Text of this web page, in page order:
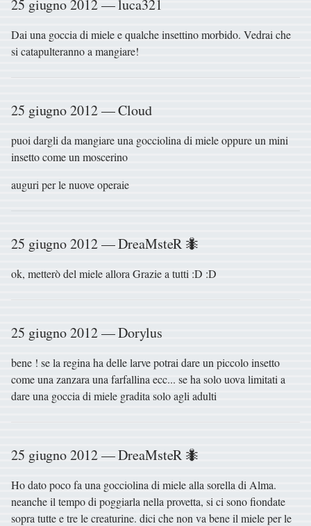
25 giugno 2012 — luca321
Dai una goccia di miele e qualche insettino morbido. Vedrai che
si catapulteranno a mangiare!
25 giugno 2012 — Cloud
puoi dargli da mangiare una gocciolina di miele oppure un mini
insetto come un moscerino
auguri per le nuove operaie
25 giugno 2012 — DreaMsteR 🐜
ok, metterò del miele allora Grazie a tutti :D :D
25 giugno 2012 — Dorylus
bene ! se la regina ha delle larve potrai dare un piccolo insetto
come una zanzara una farfallina ecc... se ha solo uova limitati a
dare una goccia di miele gradita solo agli adulti
25 giugno 2012 — DreaMsteR 🐜
Ho dato poco fa una gocciolina di miele alla sorella di Alma.
neanche il tempo di poggiarla nella provetta, si ci sono fiondate
sopra tutte e tre le creaturine. dici che non va bene il miele per le